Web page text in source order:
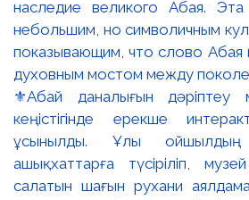
⚜️Абай даналығын дәріптеу
кеңістігінде ерекше
ұсынылды. Ұлы ойшылдың
ашықхаттарға түсіріліп,
салатын шағын рухани